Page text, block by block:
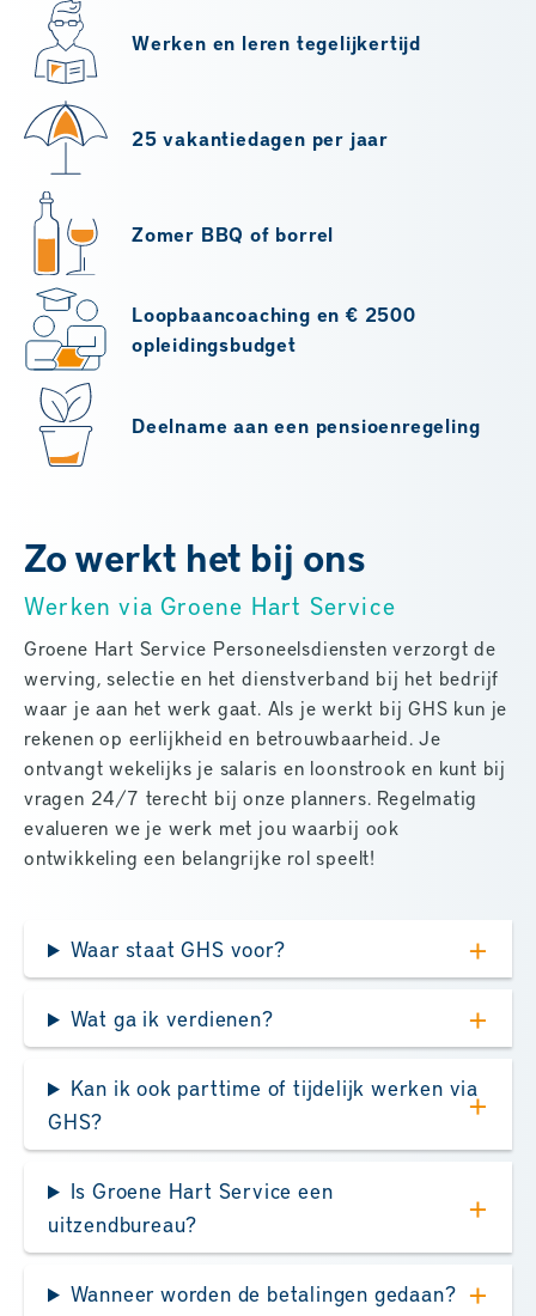
Werken en leren tegelijkertijd
25 vakantiedagen per jaar
Zomer BBQ of borrel
Loopbaancoaching en € 2500
opleidingsbudget
Deelname aan een pensioenregeling
Zo werkt het bij ons
Werken via Groene Hart Service
Groene Hart Service Personeelsdiensten verzorgt de
werving, selectie en het dienstverband bij het bedrijf
waar je aan het werk gaat. Als je werkt bij GHS kun je
rekenen op eerlijkheid en betrouwbaarheid. Je
ontvangt wekelijks je salaris en loonstrook en kunt bij
vragen 24/7 terecht bij onze planners. Regelmatig
evalueren we je werk met jou waarbij ook
ontwikkeling een belangrijke rol speelt!
Waar staat GHS voor?
Wat ga ik verdienen?
Kan ik ook parttime of tijdelijk werken via
GHS?
Is Groene Hart Service een
uitzendbureau?
Wanneer worden de betalingen gedaan?